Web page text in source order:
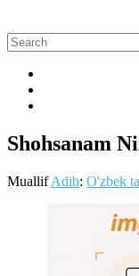
Shohsanam
MuallifAdib: O'zbek